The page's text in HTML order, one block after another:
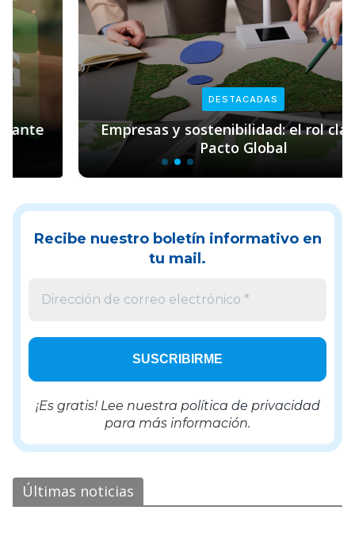
DESTACADAS
Empresas y sostenibilidad: el rol clave de
Pacto Global
Recibe nuestro boletín informativo en
tu mail.
¡Es gratis! Lee nuestra política de privacidad
para más información.
Últimas noticias